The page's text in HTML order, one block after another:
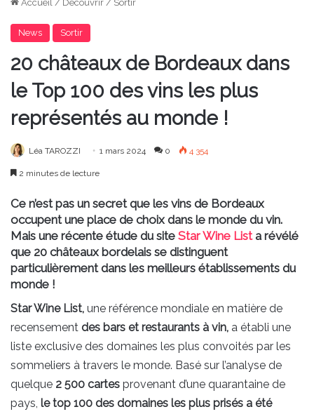
Accueil / Découvrir / Sortir
News Sortir
20 châteaux de Bordeaux dans
le Top 100 des vins les plus
représentés au monde !
Léa TAROZZI 1 mars 2024 0 4 354
2 minutes de lecture
Ce n’est pas un secret que les vins de Bordeaux
occupent une place de choix dans le monde du vin.
Mais une récente étude du site Star Wine Lista révélé
que 20 châteaux bordelais se distinguent
particulièrement dans les meilleurs établissements du
monde !
Star Wine List, une référence mondiale en matière de
recensement des bars et restaurants à vin, a établi une
liste exclusive des domaines les plus convoités par les
sommeliers à travers le monde. Basé sur l’analyse de
quelque 2 500 cartes provenant d’une quarantaine de
pays, le top 100 des domaines les plus prisés a été